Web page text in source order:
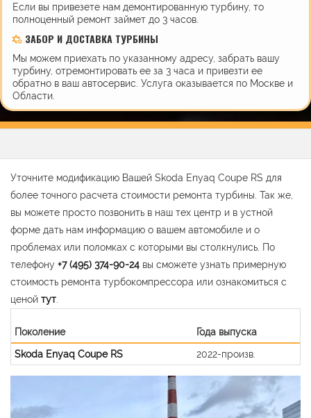
Если вы привезете нам демонтированную турбину, то
полноценный ремонт займет до 3 часов.
ЗАБОР И ДОСТАВКА ТУРБИНЫ
Мы можем приехать по указанному адресу, забрать вашу
турбину, отремонтировать ее за 3 часа и привезти ее
обратно в ваш автосервис. Услуга оказывается по Москве и
Области.
Уточните модификацию Вашей Skoda Enyaq Coupe RS для
более точного расчета стоимости ремонта турбины. Так же,
вы можете просто позвонить в наш тех центр и в устной
форме дать нам информацию о вашем автомобиле и о
проблемах или поломках с которыми вы столкнулись. По
телефону +7 (495) 374-90-24 вы сможете узнать примерную
стоимость ремонта турбокомпрессора или ознакомиться с
ценой тут
Поколение
Года выпуска
Skoda Enyaq Coupe RS
2022-произв.